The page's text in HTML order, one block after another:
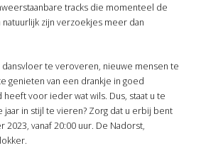
tracks die momenteel de
zijn verzoekjes meer dan
te veroveren, nieuwe mensen te
genieten van een drankje in goed
heeft voor ieder wat wils. Dus, staat u te
in stijl te vieren? Zorg dat u erbij bent
vanaf 20:00 uur. De Nadorst,